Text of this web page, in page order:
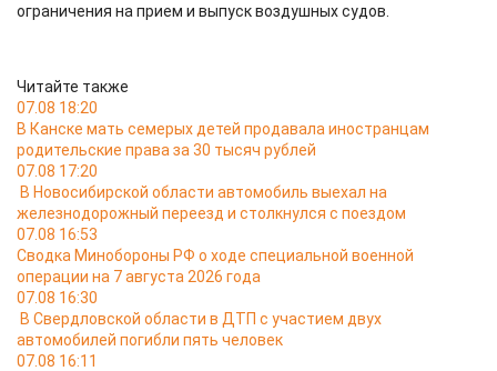
ограничения на прием и выпуск воздушных судов.
Читайте также
07.08 18:20
В Канске мать семерых детей продавала иностранцам
родительские права за 30 тысяч рублей
07.08 17:20
В Новосибирской области автомобиль выехал на
железнодорожный переезд и столкнулся с поездом
07.08 16:53
Сводка Минобороны РФ о ходе специальной военной
операции на 7 августа 2026 года
07.08 16:30
В Свердловской области в ДТП с участием двух
автомобилей погибли пять человек
07.08 16:11